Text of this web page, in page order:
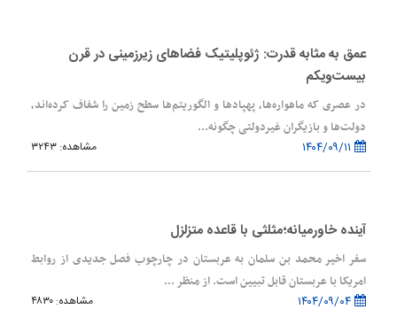
عمق به مثابه قدرت: ژئوپلیتیک فضاهای زیرزمینی در قرن
بیست‌ویکم
در عصری که ماهواره‌ها، پهپادها و الگوریتم‌ها سطح زمین را شفاف کرده‌اند،
دولت‌ها و بازیگران غیردولتی چگونه...
مشاهده: ۳۲۴۳
آینده خاورمیانه؛مثلثی با قاعده متزلزل
سفر اخیر محمد بن سلمان به عربستان در چارچوب فصل جدیدی از روابط
امریکا با عربستان قابل تبیین است. از منظر ...
مشاهده: ۴۸۳۰